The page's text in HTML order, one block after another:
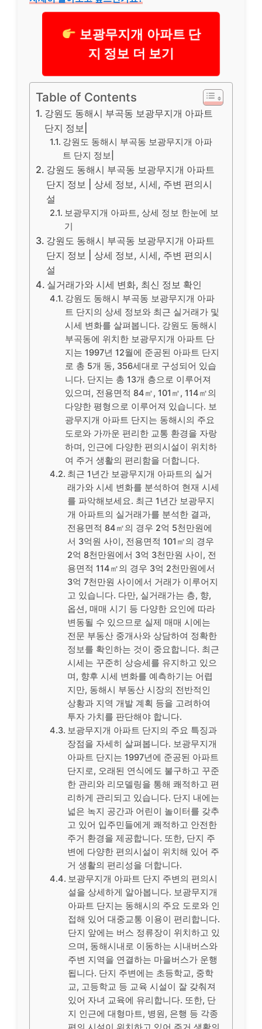
보광무지개 아파트 단
지 정보 더 보기
Table of Contents
강원도 동해시 부곡동 보광무지개 아파트
단지 정보|
강원도 동해시 부곡동 보광무지개 아파
트 단지 정보|
강원도 동해시 부곡동 보광무지개 아파트
단지 정보 | 상세 정보, 시세, 주변 편의시
설
보광무지개 아파트, 상세 정보 한눈에 보
기
강원도 동해시 부곡동 보광무지개 아파트
단지 정보 | 상세 정보, 시세, 주변 편의시
설
실거래가와 시세 변화, 최신 정보 확인
강원도 동해시 부곡동 보광무지개 아파
트 단지의 상세 정보와 최근 실거래가 및
시세 변화를 살펴봅니다. 강원도 동해시
부곡동에 위치한 보광무지개 아파트 단
지는 1997년 12월에 준공된 아파트 단지
로 총 5개 동, 356세대로 구성되어 있습
니다. 단지는 총 13개 층으로 이루어져
있으며, 전용면적 84㎡, 101㎡, 114㎡의
다양한 평형으로 이루어져 있습니다. 보
광무지개 아파트 단지는 동해시의 주요
도로와 가까운 편리한 교통 환경을 자랑
하며, 인근에 다양한 편의시설이 위치하
여 주거 생활의 편리함을 더합니다.
최근 1년간 보광무지개 아파트의 실거
래가와 시세 변화를 분석하여 현재 시세
를 파악해보세요. 최근 1년간 보광무지
개 아파트의 실거래가를 분석한 결과,
전용면적 84㎡의 경우 2억 5천만원에
서 3억원 사이, 전용면적 101㎡의 경우
2억 8천만원에서 3억 3천만원 사이, 전
용면적 114㎡의 경우 3억 2천만원에서
3억 7천만원 사이에서 거래가 이루어지
고 있습니다. 다만, 실거래가는 층, 향,
옵션, 매매 시기 등 다양한 요인에 따라
변동될 수 있으므로 실제 매매 시에는
전문 부동산 중개사와 상담하여 정확한
정보를 확인하는 것이 중요합니다. 최근
시세는 꾸준히 상승세를 유지하고 있으
며, 향후 시세 변화를 예측하기는 어렵
지만, 동해시 부동산 시장의 전반적인
상황과 지역 개발 계획 등을 고려하여
투자 가치를 판단해야 합니다.
보광무지개 아파트 단지의 주요 특징과
장점을 자세히 살펴봅니다. 보광무지개
아파트 단지는 1997년에 준공된 아파트
단지로, 오래된 연식에도 불구하고 꾸준
한 관리와 리모델링을 통해 쾌적하고 편
리하게 관리되고 있습니다. 단지 내에는
넓은 녹지 공간과 어린이 놀이터를 갖추
고 있어 입주민들에게 쾌적하고 안전한
주거 환경을 제공합니다. 또한, 단지 주
변에 다양한 편의시설이 위치해 있어 주
거 생활의 편리성을 더합니다.
보광무지개 아파트 단지 주변의 편의시
설을 상세하게 알아봅니다. 보광무지개
아파트 단지는 동해시의 주요 도로와 인
접해 있어 대중교통 이용이 편리합니다.
단지 앞에는 버스 정류장이 위치하고 있
으며, 동해시내로 이동하는 시내버스와
주변 지역을 연결하는 마을버스가 운행
됩니다. 단지 주변에는 초등학교, 중학
교, 고등학교 등 교육 시설이 잘 갖춰져
있어 자녀 교육에 유리합니다. 또한, 단
지 인근에 대형마트, 병원, 은행 등 각종